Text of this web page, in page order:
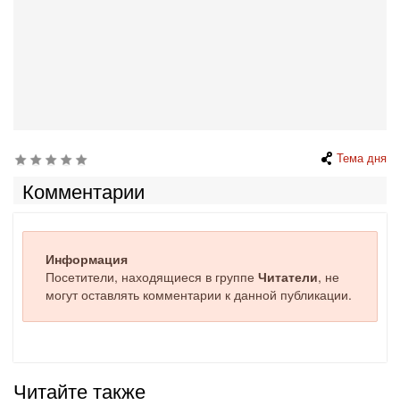
Тема дня
Комментарии
Информация
Посетители, находящиеся в группе Читатели, не
могут оставлять комментарии к данной публикации.
Читайте также